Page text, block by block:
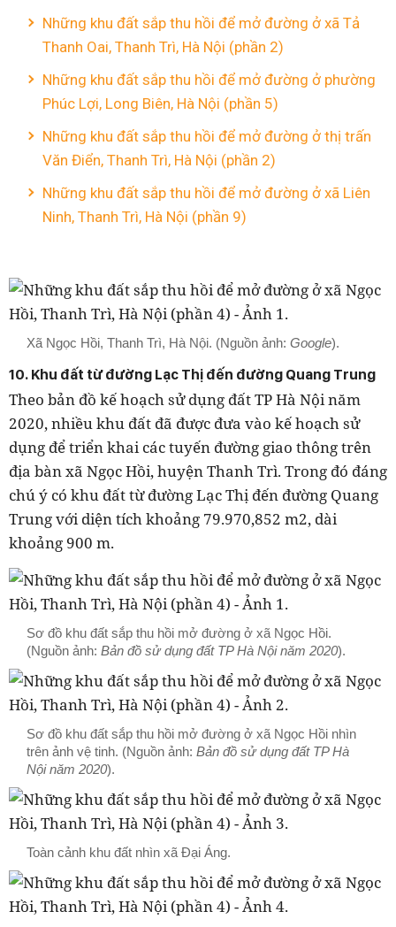
Những khu đất sắp thu hồi để mở đường ở xã Tả
Thanh Oai, Thanh Trì, Hà Nội (phần 2)
Những khu đất sắp thu hồi để mở đường ở phường
Phúc Lợi, Long Biên, Hà Nội (phần 5)
Những khu đất sắp thu hồi để mở đường ở thị trấn
Văn Điển, Thanh Trì, Hà Nội (phần 2)
Những khu đất sắp thu hồi để mở đường ở xã Liên
Ninh, Thanh Trì, Hà Nội (phần 9)
Xã Ngọc Hồi, Thanh Trì, Hà Nội. (Nguồn ảnh: Google).
10. Khu đất từ đường Lạc Thị đến đường Quang Trung
Theo bản đồ kế hoạch sử dụng đất TP Hà Nội năm
2020, nhiều khu đất đã được đưa vào kế hoạch sử
dụng để triển khai các tuyến đường giao thông trên
địa bàn xã Ngọc Hồi, huyện Thanh Trì. Trong đó đáng
chú ý có khu đất từ đường Lạc Thị đến đường Quang
Trung với diện tích khoảng 79.970,852 m2, dài
khoảng 900 m.
Sơ đồ khu đất sắp thu hồi mở đường ở xã Ngọc Hồi.
(Nguồn ảnh: Bản đồ sử dụng đất TP Hà Nội năm 2020).
Sơ đồ khu đất sắp thu hồi mở đường ở xã Ngọc Hồi nhìn
trên ảnh vệ tinh. (Nguồn ảnh: Bản đồ sử dụng đất TP Hà
Nội năm 2020).
Toàn cảnh khu đất nhìn xã Đại Áng.